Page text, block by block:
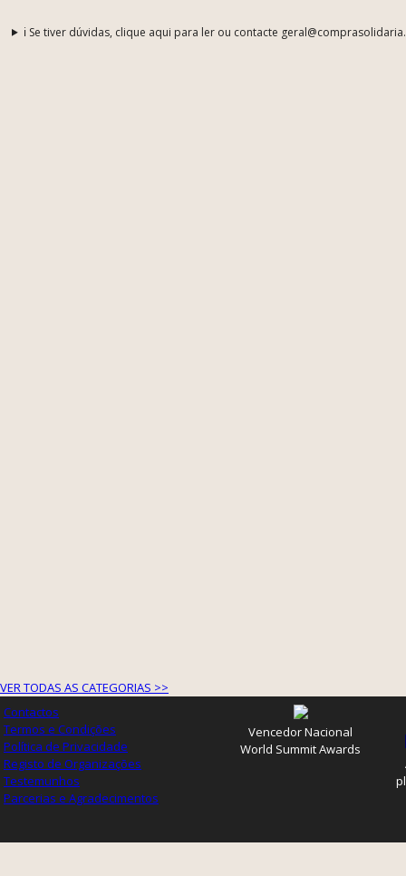
ℹ️ Se tiver dúvidas, clique aqui para ler ou contacte
VER TODAS AS CATEGORIAS >>
Contactos
Termos e Condições
Política de Privacidade
Registo de Organizações
Testemunhos
Parcerias e Agradecimentos
Vencedor Nacional
World Summit Awards